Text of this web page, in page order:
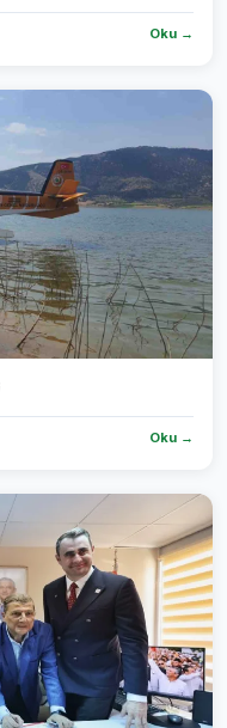
Oku →
Oku →